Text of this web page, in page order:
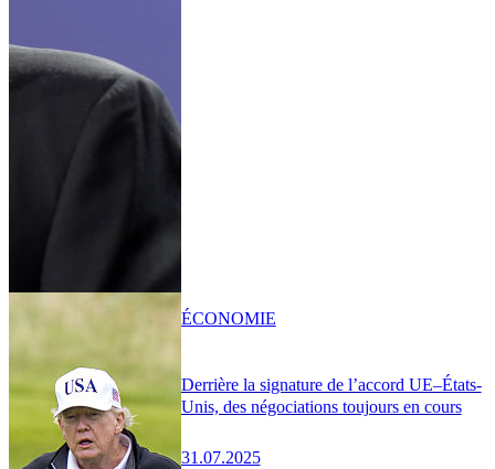
Derrière la signature de l’accord UE–États-
Unis, des négociations toujours en cours
31.07.2025
ÉCONOMIE